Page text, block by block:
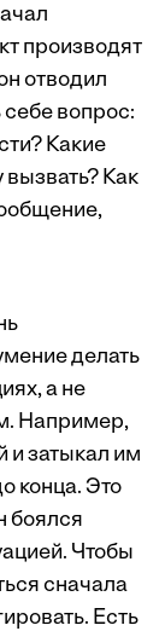
производят
отводил
себе вопрос:
Какие
Как
делать
а не
Например,
и затыкал им
конца. Это
боялся
Чтобы
сначала
Есть